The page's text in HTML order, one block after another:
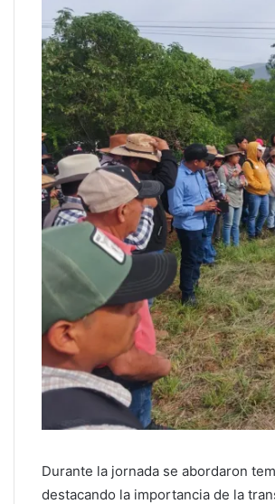
Durante la jornada se abordaron
destacando la importancia de la